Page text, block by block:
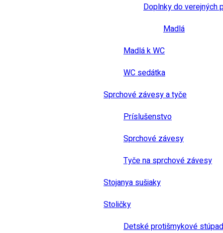
Doplnky do verejných
Madlá
Madlá k WC
WC sedátka
Sprchové závesy a tyče
Príslušenstvo
Sprchové závesy
Tyče na sprchové závesy
Stojanya sušiaky
Stoličky
Detské protišmykové